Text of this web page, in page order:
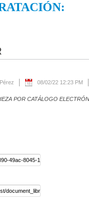
08/02/22 12:23 PM
POR CATÁLOGO